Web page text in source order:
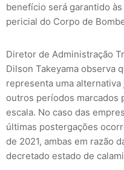
benefício será garantido
pericial do Corpo de
Diretor de Administração
Dilson Takeyama observa
representa uma
outros períodos marcados
escala. No caso das
últimas postergações
de 2021, ambas em razão
decretado estado de